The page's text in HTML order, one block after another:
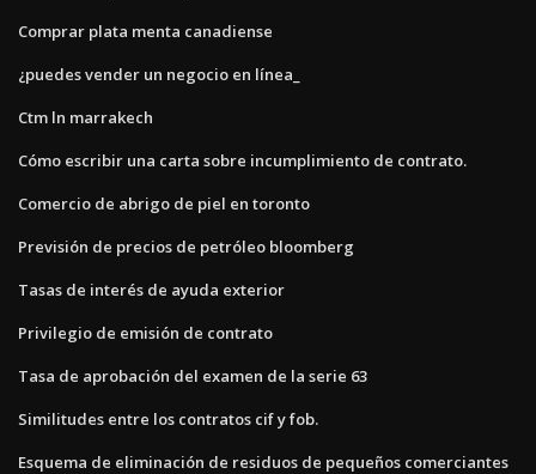
Comprar plata menta canadiense
¿puedes vender un negocio en línea_
Ctm ln marrakech
Cómo escribir una carta sobre incumplimiento de contrato.
Comercio de abrigo de piel en toronto
Previsión de precios de petróleo bloomberg
Tasas de interés de ayuda exterior
Privilegio de emisión de contrato
Tasa de aprobación del examen de la serie 63
Similitudes entre los contratos cif y fob.
Esquema de eliminación de residuos de pequeños comerciantes